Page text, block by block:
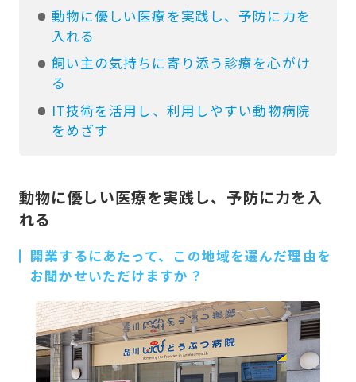
動物に優しい医療を実践し、予防に力を
入れる
飼い主の気持ちに寄り添う診療を心がけ
る
IT技術を活用し、利用しやすい動物病院
をめざす
動物に優しい医療を実践し、予防に力を入
れる
開業するにあたって、この地域を選んだ理由を
お聞かせいただけますか？